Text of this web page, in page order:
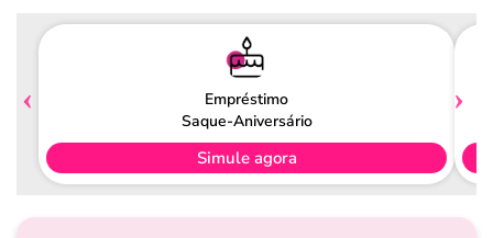
Empréstimo
Saque-Aniversário
Simule agora